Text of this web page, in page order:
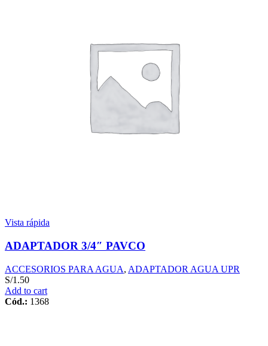
Vista rápida
ADAPTADOR 3/4″ PAVCO
ACCESORIOS PARA AGUA, ADAPTADOR AGUA UPR
S/1.50
Add to cart
Cód.: 1368